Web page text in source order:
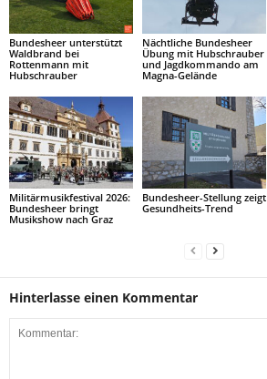
Bundesheer unterstützt
Waldbrand bei
Rottenmann mit
Hubschrauber
Nächtliche Bundesheer
Übung mit Hubschrauber
und Jagdkommando am
Magna-Gelände
Militärmusikfestival 2026:
Bundesheer bringt
Musikshow nach Graz
Bundesheer-Stellung zeigt
Gesundheits-Trend
Hinterlasse einen Kommentar